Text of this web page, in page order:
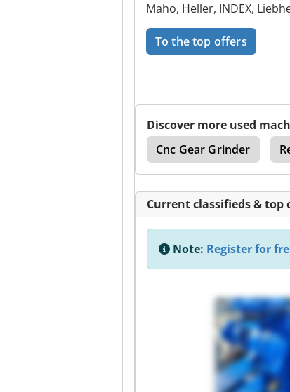
Maho, Heller, INDEX,
To the top offers
Discover more used
Cnc Gear Grinder
Current classifieds & top
Note: Register for